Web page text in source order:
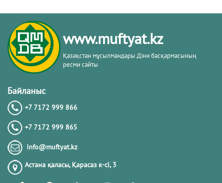
www.muftyat.kz
Қазақстан мұсылмандары Діни басқармасының
ресми сайты
Байланыс
+7 7172 999 866
+7 7172 999 865
info@muftyat.kz
Астана қаласы, Қарасаз к-сi, 3